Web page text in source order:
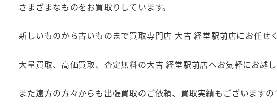
さまざまなものをお買取りしています。
新しいものから古いものまで買取専門店 大吉 経堂駅前店にお任せ
大量買取、高価買取、査定無料の大吉 経堂駅前店へお気軽にお越し
また遠方の方々からも出張買取のご依頼、買取実績もございますの